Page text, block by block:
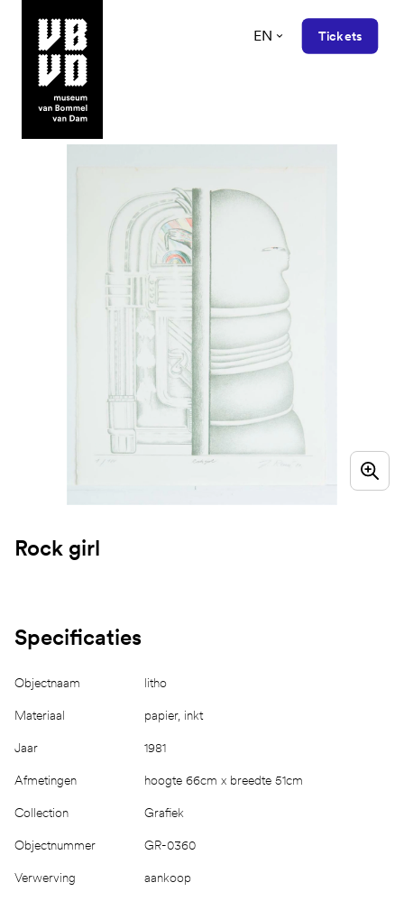
museum van Bommel van Dam
EN Tickets
Rock girl
Specificaties
Objectnaam litho
Materiaal papier, inkt
Jaar 1981
Afmetingen hoogte 66cm x breedte 51cm
Collection Grafiek
Objectnummer GR-0360
Verwerving aankoop